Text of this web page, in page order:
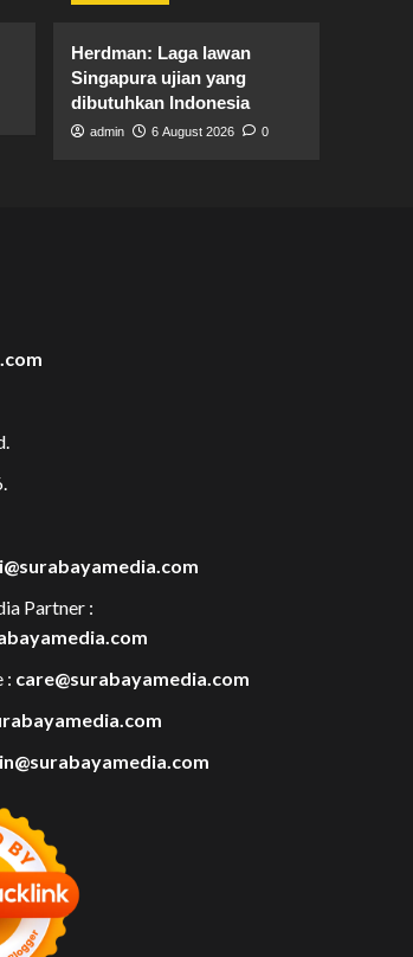
Herdman: Laga lawan
Singapura ujian yang
dibutuhkan Indonesia
admin 6 August 2026 0
Partner :
: care@surabayamedia.com